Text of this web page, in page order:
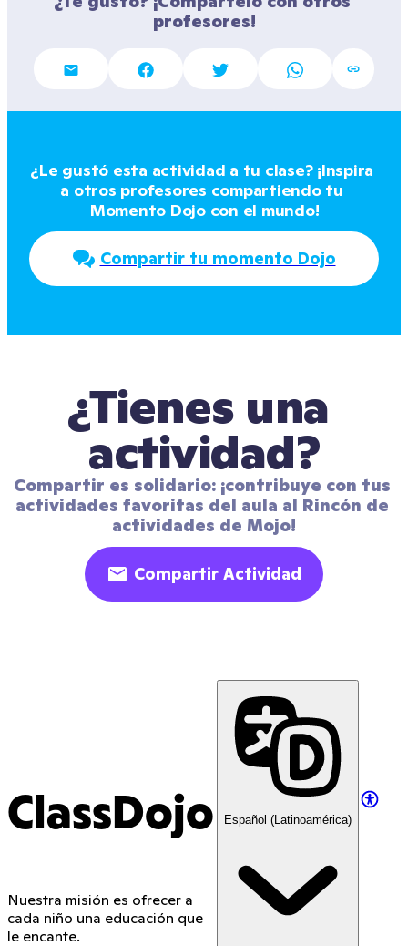
profesores!
¿Le gustó esta actividad a tu clase? ¡Inspira
a otros profesores compartiendo tu
Momento Dojo con el mundo!
Compartir tu momento Dojo
¿Tienes una
actividad?
Compartir es solidario: ¡contribuye con tus
actividades favoritas del aula al Rincón de
actividades de Mojo!
Compartir Actividad
ClassDojo
Nuestra misión es ofrecer a
cada niño una educación que
le encante.
Español (Latinoamérica)